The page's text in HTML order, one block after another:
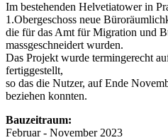
Im bestehenden Helvetiatower in
1.Obergeschoss neue
die für das Amt für Migration und
massgeschneidert wurden.
Das Projekt wurde termingerecht
fertiggestellt,
so das die Nutzer, auf Ende
beziehen konnten.
Bauzeitraum:
Februar - November 2023